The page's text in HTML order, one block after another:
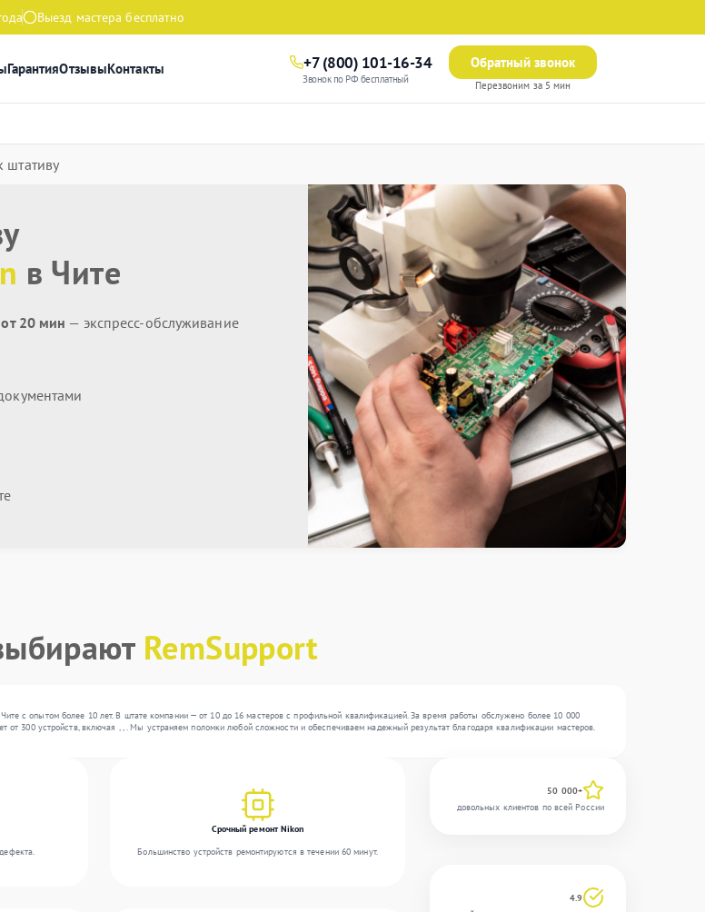
Выезд мастера бесплатно
ГарантияОтзывыКонтакты +7 (800) 101-16-34
Звонок по РФ бесплатный
Обратный звонок
Перезвоним за 5 мин
штативу
в Чите
20 мин — экспресс-обслуживание
RemSupport
с опытом более 10 лет. В штате компании — от 10 до 16 мастеров с профильной квалификацией. За время работы обслужено более 10 000
300 устройств, включая , , . Мы устраняем поломки любой сложности и обеспечиваем надежный результат благодаря квалификации мастеров.
Срочный ремонт Nikon
Большинство устройств ремонтируются в течении 60 минут.
50 000+
довольных клиентов по всей России
4.9